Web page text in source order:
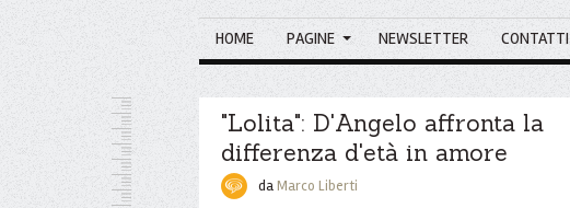
HOME PAGINE NEWSLETTER CONTATTI
"Lolita": D'Angelo affronta la
differenza d'età in amore
daMarco Liberti